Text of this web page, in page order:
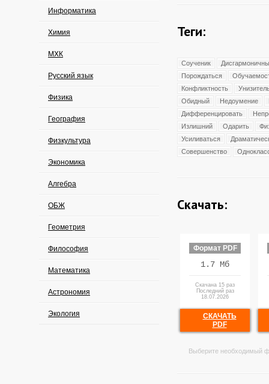
Информатика
Химия
МХК
Русский язык
Физика
География
Физкультура
Экономика
Алгебра
ОБЖ
Геометрия
Философия
Математика
Астрономия
Экология
Теги:
Соученик
Порождаться
Конфликтность
Обидный
Недоумение
Дифференцировать
Излишний
Одарить
Усиливаться
Совершенство
Скачать:
Формат PDF
1.7 Мб
Скачана 15 раз
Последний раз
18.07.2026
СКАЧАТЬ
PDF
Выберите необходимый